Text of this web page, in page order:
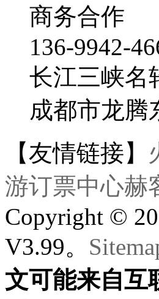
商务合作
136-9942-
长江三峡名
成都市龙腾
【友情链接】
游订票中心赫
Copyright ©
V3.99。
文可能来自互